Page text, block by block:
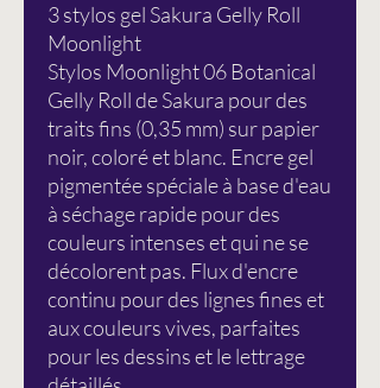
3 stylos gel Sakura Gelly Roll
Moonlight
Stylos Moonlight 06 Botanical
Gelly Roll de Sakura pour des
traits fins (0,35 mm) sur papier
noir, coloré et blanc. Encre gel
pigmentée spéciale à base d'eau
à séchage rapide pour des
couleurs intenses et qui ne se
décolorent pas. Flux d'encre
continu pour des lignes fines et
aux couleurs vives, parfaites
pour les dessins et le lettrage